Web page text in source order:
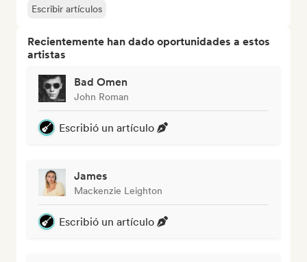
Escribir artículos
Recientemente han dado oportunidades a estos
artistas
Bad Omen
John Roman
Escribió un artículo
James
Mackenzie Leighton
Escribió un artículo